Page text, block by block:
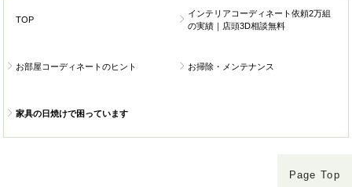
TOP
インテリアコーディネート依頼2万組
の実績｜店頭3D相談無料
お部屋コーディネートのヒント お掃除・メンテナンス
家具の日焼けで困っています
Page Top